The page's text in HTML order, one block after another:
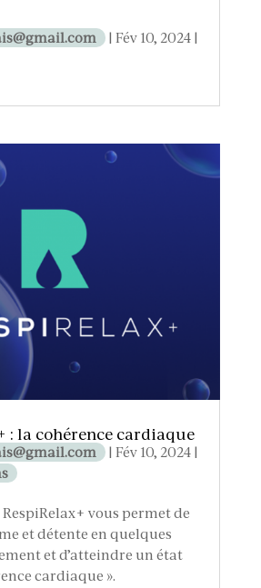
| Fév 10, 2024|
: la cohérence cardiaque
| Fév 10, 2024|
vous permet de
et détente en quelques
et d’atteindre un état
cardiaque ».